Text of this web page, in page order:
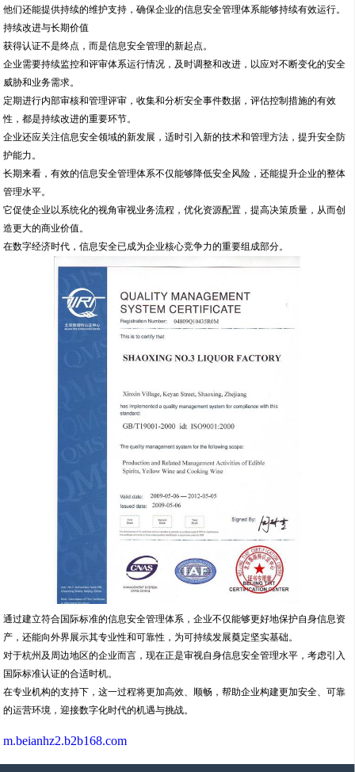
他们还能提供持续的维护支持，确保企业的信息安全管理体系能够持续有效运行。
持续改进与长期价值
获得认证不是终点，而是信息安全管理的新起点。
企业需要持续监控和评审体系运行情况，及时调整和改进，以应对不断变化的安全
威胁和业务需求。
定期进行内部审核和管理评审，收集和分析安全事件数据，评估控制措施的有效
性，都是持续改进的重要环节。
企业还应关注信息安全领域的新发展，适时引入新的技术和管理方法，提升安全防
护能力。
长期来看，有效的信息安全管理体系不仅能够降低安全风险，还能提升企业的整体
管理水平。
它促使企业以系统化的视角审视业务流程，优化资源配置，提高决策质量，从而创
造更大的商业价值。
在数字经济时代，信息安全已成为企业核心竞争力的重要组成部分。
通过建立符合国际标准的信息安全管理体系，企业不仅能够更好地保护自身信息资
产，还能向外界展示其专业性和可靠性，为可持续发展奠定坚实基础。
对于杭州及周边地区的企业而言，现在正是审视自身信息安全管理水平，考虑引入
国际标准认证的合适时机。
在专业机构的支持下，这一过程将更加高效、顺畅，帮助企业构建更加安全、可靠
的运营环境，迎接数字化时代的机遇与挑战。
m.beianhz2.b2b168.com